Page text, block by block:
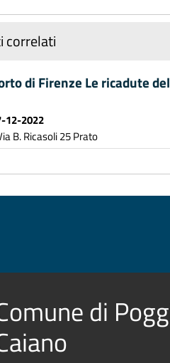
correlati
di Firenze Le ricadute
12-2022
B. Ricasoli 25 Prato
di